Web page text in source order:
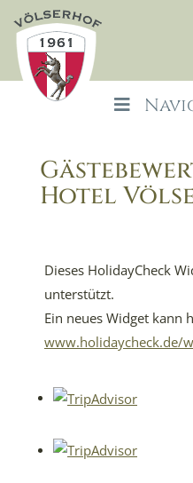
Hotel
Dieses HolidayCheck
unterstützt.
Ein neues Widget kann
www.holidaycheck.de/